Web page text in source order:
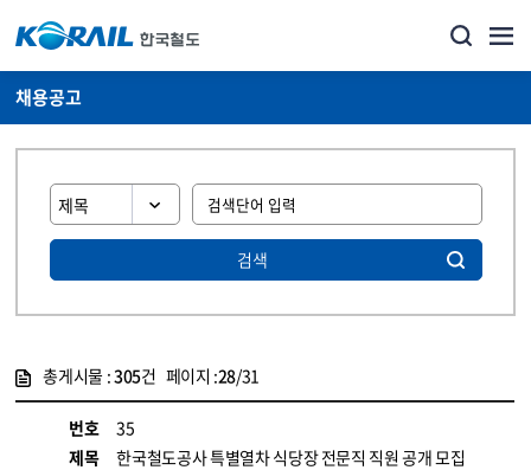
채용공고
검색
총게시물 :305건 페이지 :28/31
번호
35
제목
한국철도공사 특별열차 식당장 전문직 직원 공개 모집